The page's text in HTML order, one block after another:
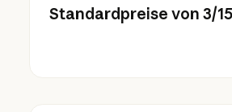
Standardpreise von 3/15